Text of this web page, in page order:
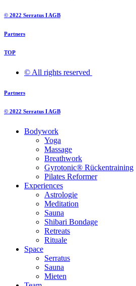
© 2022 Serratus I AGB
Partners
TOP
© All rights reserved ​
Partners
© 2022 Serratus I AGB
Bodywork
Yoga
Massage
Breathwork
Gyrotonic® Rückentraining
Pilates Reformer
Experiences
Astrologie
Meditation
Sauna
Shibari Bondage
Retreats
Rituale
Space
Serratus
Sauna
Mieten